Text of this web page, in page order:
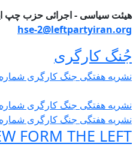
سیاسی - اجرائی حزب چپ
hse-
کارگری
هفتگی جنگ کارگری شمارە ٣٨٥
هفتگی جنگ کارگری شمارە ٣٨٤
هفتگی جنگ کارگری شمارە ٣٨٣
FORM THE